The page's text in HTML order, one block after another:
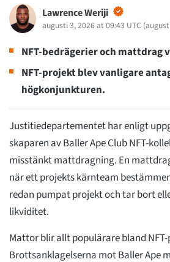
Lawrence Weriji
augusti 3, 2026 at 09:43 UTC (
NFT-bedrägerier och mattdrag
NFT-projekt blev vanligare
högkonjunkturen.
Justitiedepartementet har enligt
skaparen av Baller Ape Club NFT-
misstänkt mattdragning. En
när ett projekts kärnteam
redan pumpat projekt och tar bort
likviditet.
Mattor blir allt populärare bland
Brottsanklagelserna mot Baller Ape